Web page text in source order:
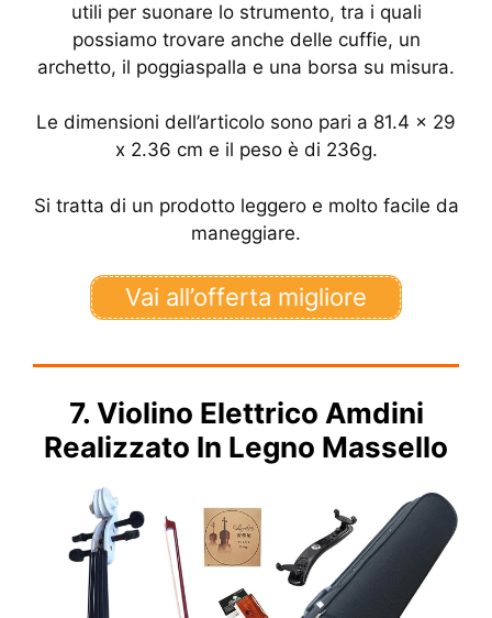
utili per suonare lo strumento, tra i quali
possiamo trovare anche delle cuffie, un
archetto, il poggiaspalla e una borsa su misura.
Le dimensioni dell’articolo sono pari a 81.4 x 29
x 2.36 cm e il peso è di 236g.
Si tratta di un prodotto leggero e molto facile da
maneggiare.
Vai all’offerta migliore
7. Violino Elettrico Amdini
Realizzato In Legno Massello